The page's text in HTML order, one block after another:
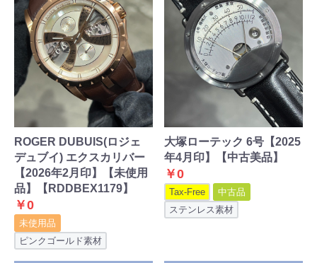
ROGER DUBUIS(ロジェ
デュブイ) エクスカリバー
【2026年2月印】【未使用
品】【RDDBEX1179】
￥0
未使用品
ピンクゴールド素材
大塚ローテック 6号【2025
年4月印】【中古美品】
￥0
Tax-Free
中古品
ステンレス素材